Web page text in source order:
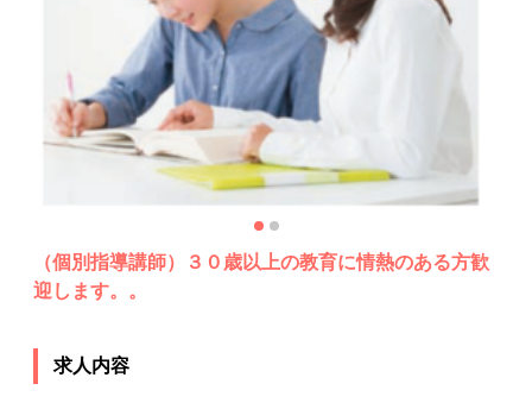
（個別指導講師）３０歳以上の教育に情熱のある方歓
迎します。。
求人内容